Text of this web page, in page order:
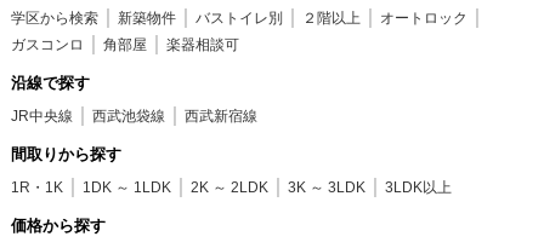
学区から検索 新築物件 バストイレ別 ２階以上
オートロック
ガスコンロ
角部屋 楽器相談可
沿線で探す
JR中央線 西武池袋線 西武新宿線
間取りから探す
1R・1K 1DK ～ 1LDK 2K ～ 2LDK 3K ～ 3LDK 3LDK以上
価格から探す